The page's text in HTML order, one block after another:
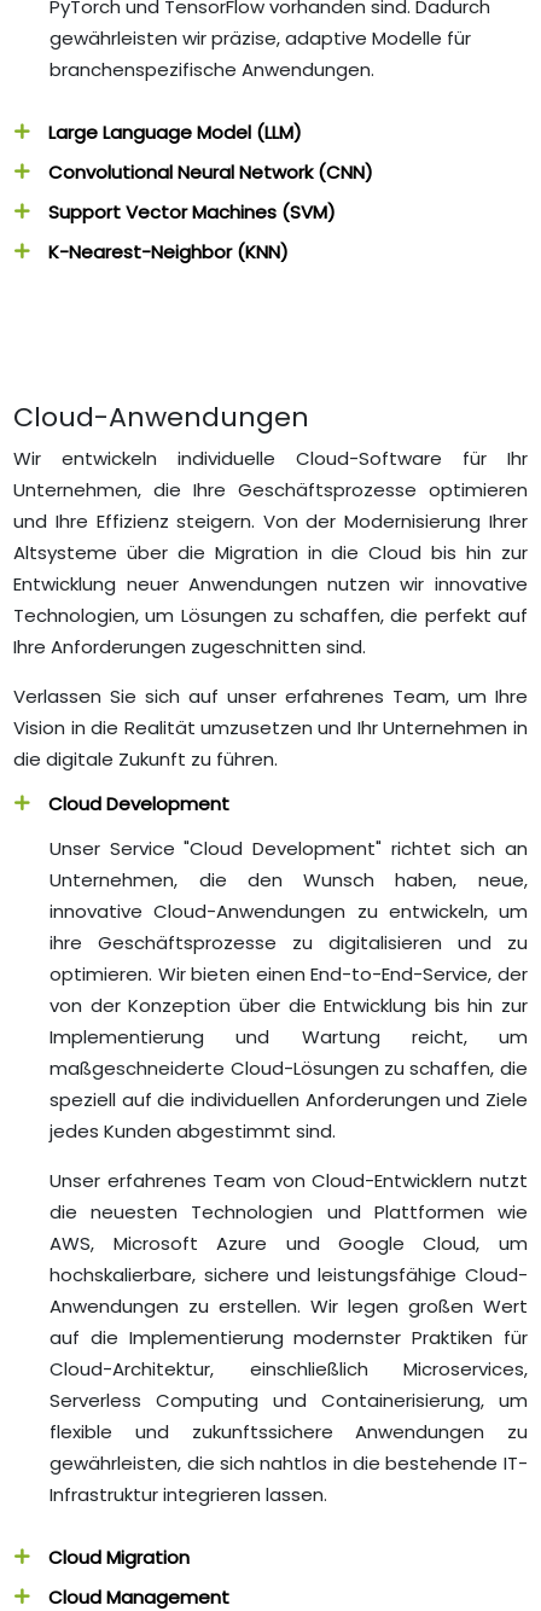
PyTorch und TensorFlow vorhanden sind. Dadurch
gewährleisten wir präzise, adaptive Modelle für
branchenspezifische Anwendungen.
Large Language Model (LLM)
Convolutional Neural Network (CNN)
Support Vector Machines (SVM)
K-Nearest-Neighbor (KNN)
Cloud-Anwendungen
Wir entwickeln individuelle Cloud-Software für Ihr
Unternehmen, die Ihre Geschäftsprozesse optimieren
und Ihre Effizienz steigern. Von der Modernisierung Ihrer
Altsysteme über die Migration in die Cloud bis hin zur
Entwicklung neuer Anwendungen nutzen wir innovative
Technologien, um Lösungen zu schaffen, die perfekt auf
Ihre Anforderungen zugeschnitten sind.
Verlassen Sie sich auf unser erfahrenes Team, um Ihre
Vision in die Realität umzusetzen und Ihr Unternehmen in
die digitale Zukunft zu führen.
Cloud Development
Unser Service "Cloud Development" richtet sich an
Unternehmen, die den Wunsch haben, neue,
innovative Cloud-Anwendungen zu entwickeln, um
ihre Geschäftsprozesse zu digitalisieren und zu
optimieren. Wir bieten einen End-to-End-Service, der
von der Konzeption über die Entwicklung bis hin zur
Implementierung und Wartung reicht, um
maßgeschneiderte Cloud-Lösungen zu schaffen, die
speziell auf die individuellen Anforderungen und Ziele
jedes Kunden abgestimmt sind.
Unser erfahrenes Team von Cloud-Entwicklern nutzt
die neuesten Technologien und Plattformen wie
AWS, Microsoft Azure und Google Cloud, um
hochskalierbare, sichere und leistungsfähige Cloud-
Anwendungen zu erstellen. Wir legen großen Wert
auf die Implementierung modernster Praktiken für
Cloud-Architektur, einschließlich Microservices,
Serverless Computing und Containerisierung, um
flexible und zukunftssichere Anwendungen zu
gewährleisten, die sich nahtlos in die bestehende IT-
Infrastruktur integrieren lassen.
Cloud Migration
Cloud Management